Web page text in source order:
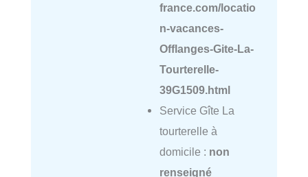
france.com/locatio
n-vacances-
Offlanges-Gite-La-
Tourterelle-
39G1509.html
Service Gîte La
tourterelle à
domicile : non
renseigné